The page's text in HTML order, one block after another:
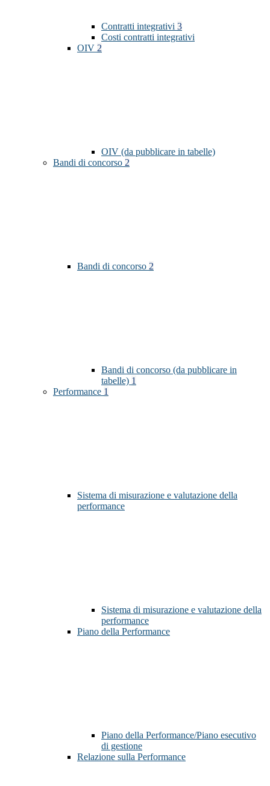
Contratti integrativi 3
Costi contratti integrativi
OIV 2
OIV (da pubblicare in tabelle)
Bandi di concorso 2
Bandi di concorso 2
Bandi di concorso (da pubblicare in
tabelle) 1
Performance 1
Sistema di misurazione e valutazione della
performance
Sistema di misurazione e valutazione della
performance
Piano della Performance
Piano della Performance/Piano esecutivo
di gestione
Relazione sulla Performance